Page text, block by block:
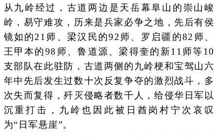
从九岭经过，古道两边是天岳幕阜山的崇山峻
岭，易守难攻，历来是兵家必争之地，先后有侯
镜如的21师、梁汉民的92师、罗启疆的82师、
王甲本的98师、鲁道源、梁得奎的新11师等10
支部队在此驻防，古道两侧的九岭梗和宝驾山六
年中先后发生过数十次反复争夺的激烈战斗，多
次失而复得，歼灭侵略者数千人，给侵华日军以
沉重打击，九岭也因此被日酋岗村宁次哀叹
为“日军悬崖”。